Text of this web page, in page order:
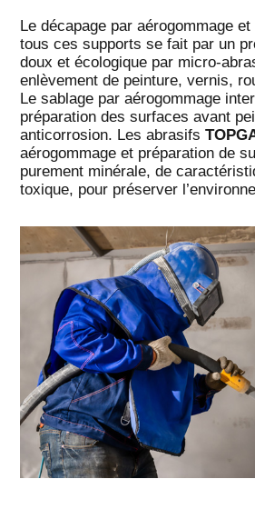
Le décapage par aérogommage
tous ces supports se fait par un
doux et écologique par micro-
enlèvement de peinture, vernis,
Le sablage par aérogommage
préparation des surfaces avant
anticorrosion. Les abrasifs
aérogommage et préparation de
purement minérale, de
toxique, pour préserver